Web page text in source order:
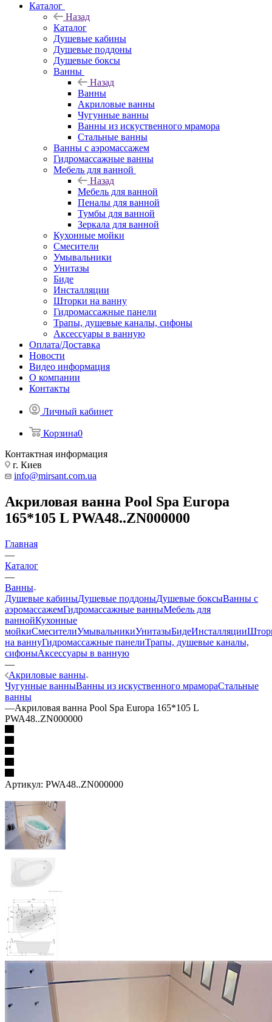
Каталог
Назад
Каталог
Душевые кабины
Душевые поддоны
Душевые боксы
Ванны
Назад
Ванны
Акриловые ванны
Чугунные ванны
Ванны из искуственного мрамора
Стальные ванны
Ванны с аэромассажем
Гидромассажные ванны
Мебель для ванной
Назад
Мебель для ванной
Пеналы для ванной
Тумбы для ванной
Зеркала для ванной
Кухонные мойки
Смесители
Умывальники
Унитазы
Биде
Инсталляции
Шторки на ванну
Гидромассажные панели
Трапы, душевые каналы, сифоны
Аксессуары в ванную
Оплата/Доставка
Новости
Видео информация
О компании
Контакты
Личный кабинет
Корзина0
Контактная информация
г. Киев
info@mirsant.com.ua
Акриловая ванна Pool Spa Europa
165*105 L PWA48..ZN000000
Главная
—
Каталог
—
Ванны
Душевые кабиныДушевые поддоныДушевые боксыВанны с
аэромассажемГидромассажные ванныМебель для
ваннойКухонные
мойкиСмесителиУмывальникиУнитазыБидеИнсталляции
на ваннуГидромассажные панелиТрапы, душевые каналы,
сифоныАксессуары в ванную
—
Акриловые ванны
Чугунные ванныВанны из искуственного мрамораСтальные
ванны
—Акриловая ванна Pool Spa Europa 165*105 L
PWA48..ZN000000
Артикул: PWA48..ZN000000